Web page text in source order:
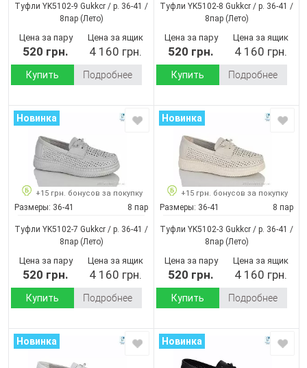
Туфли YK5102-9 Gukkcr / p. 36-41 /
8пар(Лето)
Цена за пару
520 грн.
Цена за ящик
4 160 грн.
Купить Подробнее
Туфли YK5102-8 Gukkcr / p. 36-41 /
8пар(Лето)
Цена за пару
520 грн.
Цена за ящик
4 160 грн.
Купить Подробнее
Новинка
+15 грн. бонусов за покупку
Размеры: 36-41 8 пар
Туфли YK5102-7 Gukkcr / p. 36-41 /
8пар(Лето)
Цена за пару
520 грн.
Цена за ящик
4 160 грн.
Купить Подробнее
Новинка
+15 грн. бонусов за покупку
Размеры: 36-41 8 пар
Туфли YK5102-3 Gukkcr / p. 36-41 /
8пар(Лето)
Цена за пару
520 грн.
Цена за ящик
4 160 грн.
Купить Подробнее
Новинка Новинка